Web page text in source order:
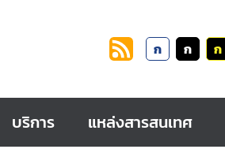
ก ก ก
บริการ แหล่งสารสนเทศ